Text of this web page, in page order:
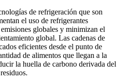
de refrigeración que son
el uso de refrigerantes
globales y minimizan el
global. Las cadenas de
eficientes desde el punto de
de alimentos que llegan a la
la huella de carbono derivada del